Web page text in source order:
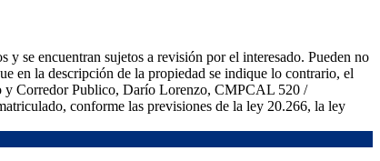
se encuentran sujetos a revisión por el interesado. Pueden no
en la descripción de la propiedad se indique lo contrario, el
y Corredor Publico, Darío Lorenzo, CMPCAL 520 /
conforme las previsiones de la ley 20.266, la ley